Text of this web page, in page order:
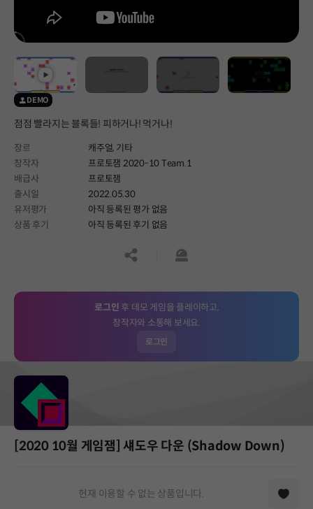
DEMO
점점 빨라지는 블록들! 피하거나! 먹거나!
장르 캐주얼, 기타
창작자
프로토잼 2020-10 Team.1
배급사
프로토잼
출시일
2022.05.30
유저평가
아직 등록된 평가 없음
상품 후기
아직 등록된 후기 없음
공유하기신고하기
로그인 후 데모 게임을 플레이하고,
창작자와 소통해 보세요.
로그인
[2020 10월 게임잼] 섀도우 다운 (Shadow Down)
현재 이용할 수 없는 상품입니다.